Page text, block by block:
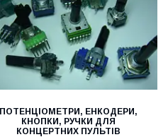
ПОТЕНЦІОМЕТРИ, ЕНКОДЕРИ,
КНОПКИ, РУЧКИ ДЛЯ
КОНЦЕРТНИХ ПУЛЬТІВ